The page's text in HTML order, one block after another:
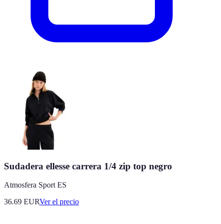
Sudadera ellesse carrera 1/4 zip top negro
Atmosfera Sport ES
36.69 EURVer el precio